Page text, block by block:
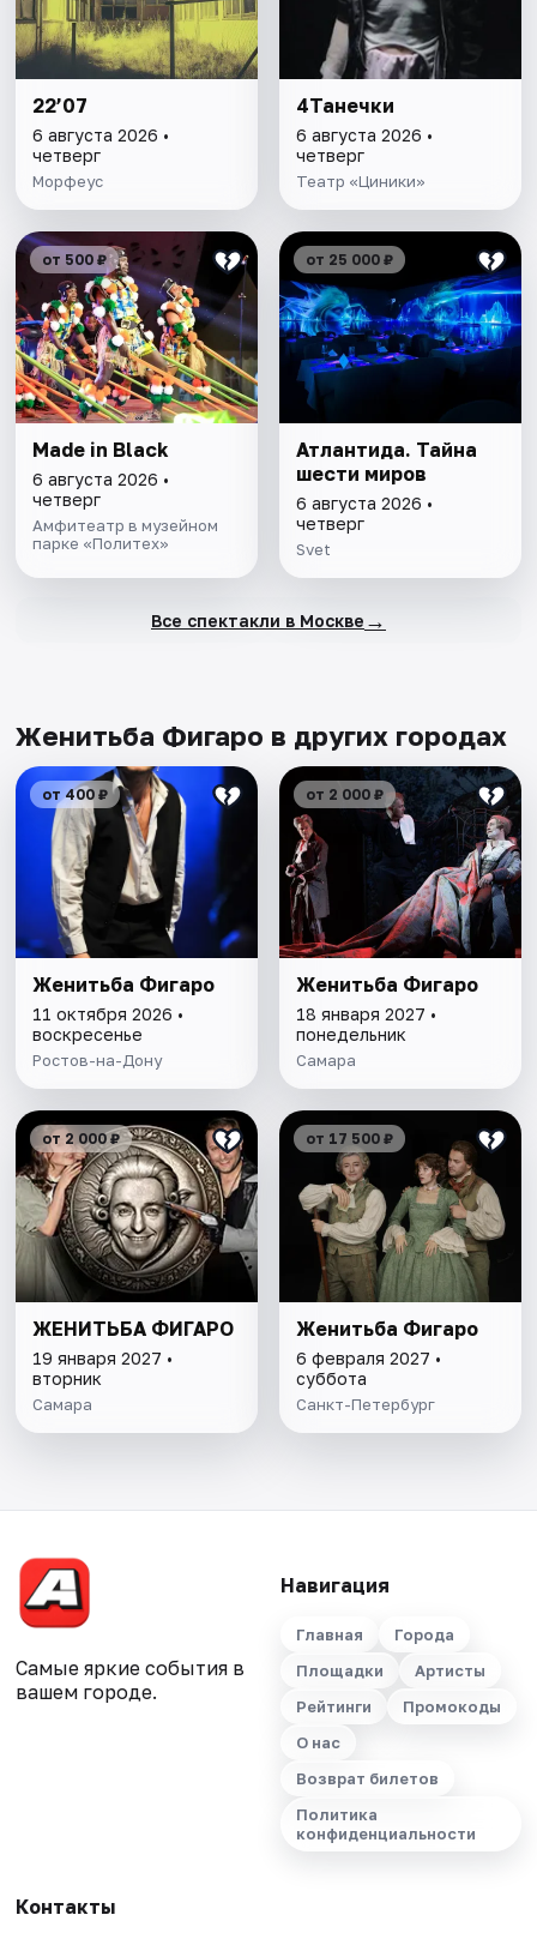
22’07
6 августа 2026 •
четверг
Морфеус
4Танечки
6 августа 2026 •
четверг
Театр «Циники»
от 500 ₽
Made in Black
6 августа 2026 •
четверг
Амфитеатр в музейном
парке «Политех»
от 25 000 ₽
Атлантида. Тайна
шести миров
6 августа 2026 •
четверг
Svet
Все спектакли в Москве →
Женитьба Фигаро в других городах
от 400 ₽
Женитьба Фигаро
11 октября 2026 •
воскресенье
Ростов-на-Дону
от 2 000 ₽
Женитьба Фигаро
18 января 2027 •
понедельник
Самара
от 2 000 ₽
ЖЕНИТЬБА ФИГАРО
19 января 2027 •
вторник
Самара
от 17 500 ₽
Женитьба Фигаро
6 февраля 2027 •
суббота
Санкт-Петербург
Самые яркие события в
вашем городе.
Навигация
Главная
Города
Площадки
Артисты
Рейтинги
Промокоды
О нас
Возврат билетов
Политика
конфиденциальности
Контакты